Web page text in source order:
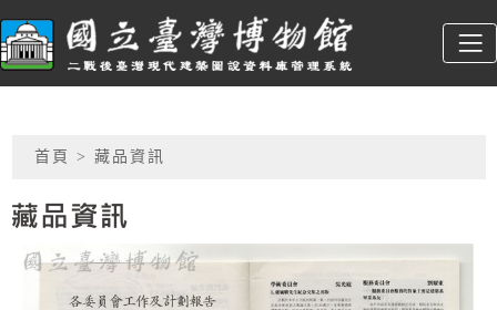
臺博館建築圖
網頁導覽
:::
首頁 > 藏品資訊
藏品資訊